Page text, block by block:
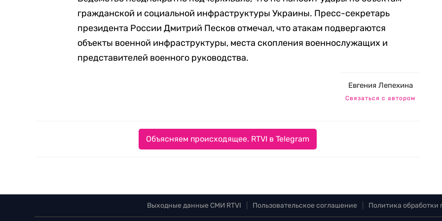
гражданской и социальной инфраструктуры Украины. Пресс-секретарь
президента России Дмитрий Песков отмечал, что атакам подвергаются
объекты военной инфраструктуры, места скопления военнослужащих и
представителей военного руководства.
Евгения Лепехина
Связаться с автором
Объясняем происходящее. RTVI в Telegram
Выходные данные СМИ RTVI Пользовательское соглашение Политика